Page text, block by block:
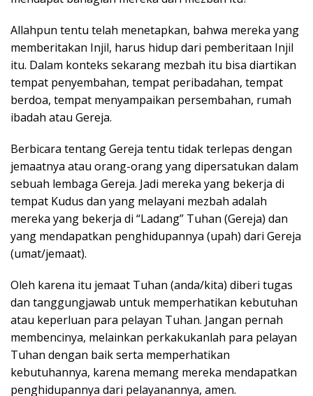
Allahpun tentu telah menetapkan, bahwa mereka yang
memberitakan Injil, harus hidup dari pemberitaan Injil
itu. Dalam konteks sekarang mezbah itu bisa diartikan
tempat penyembahan, tempat peribadahan, tempat
berdoa, tempat menyampaikan persembahan, rumah
ibadah atau Gereja.
Berbicara tentang Gereja tentu tidak terlepas dengan
jemaatnya atau orang-orang yang dipersatukan dalam
sebuah lembaga Gereja. Jadi mereka yang bekerja di
tempat Kudus dan yang melayani mezbah adalah
mereka yang bekerja di “Ladang” Tuhan (Gereja) dan
yang mendapatkan penghidupannya (upah) dari Gereja
(umat/jemaat).
Oleh karena itu jemaat Tuhan (anda/kita) diberi tugas
dan tanggungjawab untuk memperhatikan kebutuhan
atau keperluan para pelayan Tuhan. Jangan pernah
membencinya, melainkan perkakukanlah para pelayan
Tuhan dengan baik serta memperhatikan
kebutuhannya, karena memang mereka mendapatkan
penghidupannya dari pelayanannya, amen.